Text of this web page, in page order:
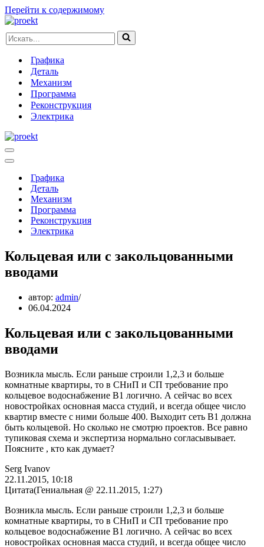
Перейти к содержимому
Искать...
Графика
Деталь
Механизм
Программа
Реконструкция
Электрика
Меню
навигации
Меню
навигацииГрафика
Деталь
Механизм
Программа
Реконструкция
Электрика
Кольцевая или с закольцованными
вводами
автор: admin
06.04.2024
Кольцевая или с закольцованными
вводами
Возникла мысль. Если раньше строили 1,2,3 и больше
комнатные квартиры, то в СНиП и СП требование про
кольцевое водоснабжение В1 логично. А сейчас во всех
новостройках основная масса студий, и всегда общее число
квартир вместе с ними больше 400. Выходит сеть В1 должна
быть кольцевой. Но сколько не смотрю проектов. Все равно
тупиковая схема и экспертиза нормально согласывывает.
Поясните , кто как думает?
Serg Ivanov
22.11.2015, 10:18
Цитата(Гениальная @ 22.11.2015, 1:27)
Возникла мысль. Если раньше строили 1,2,3 и больше
комнатные квартиры, то в СНиП и СП требование про
кольцевое водоснабжение В1 логично. А сейчас во всех
новостройках основная масса студий, и всегда общее число